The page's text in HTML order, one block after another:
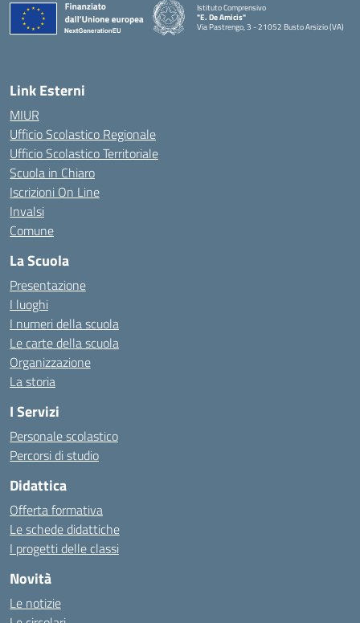
Istituto Comprensivo
"E. De Amicis"
Via Pastrengo, 3 - 21052 Busto Arsizio (VA)
Link Esterni
MIUR
Ufficio Scolastico Regionale
Ufficio Scolastico Territoriale
Scuola in Chiaro
Iscrizioni On Line
Invalsi
Comune
La Scuola
Presentazione
I luoghi
I numeri della scuola
Le carte della scuola
Organizzazione
La storia
I Servizi
Personale scolastico
Percorsi di studio
Didattica
Offerta formativa
Le schede didattiche
I progetti delle classi
Novità
Le notizie